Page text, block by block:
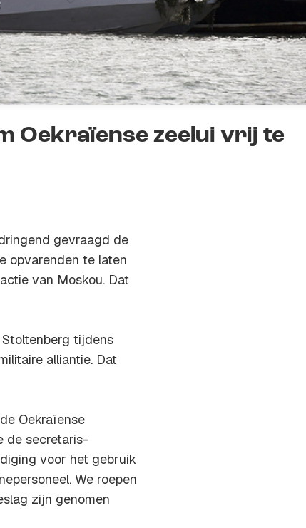
Oekraïense zeelui vrij te
gevraagd de
opvarenden te laten
van Moskou. Dat
tijdens
alliantie. Dat
Oekraïense
de secretaris-
voor het gebruik
We roepen
zijn genomen